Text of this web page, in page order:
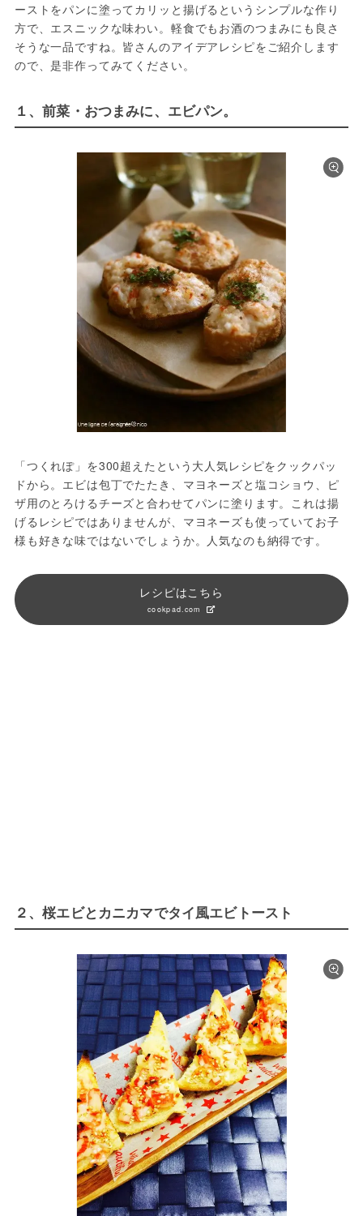
ーストをパンに塗ってカリッと揚げるというシンプルな作り
方で、エスニックな味わい。軽食でもお酒のつまみにも良さ
そうな一品ですね。皆さんのアイデアレシピをご紹介します
ので、是非作ってみてください。
１、前菜・おつまみに、エビパン。
「つくれぽ」を300超えたという大人気レシピをクックパッ
ドから。エビは包丁でたたき、マヨネーズと塩コショウ、ピ
ザ用のとろけるチーズと合わせてパンに塗ります。これは揚
げるレシピではありませんが、マヨネーズも使っていてお子
様も好きな味ではないでしょうか。人気なのも納得です。
レシピはこちら
cookpad.com
２、桜エビとカニカマでタイ風エビトースト